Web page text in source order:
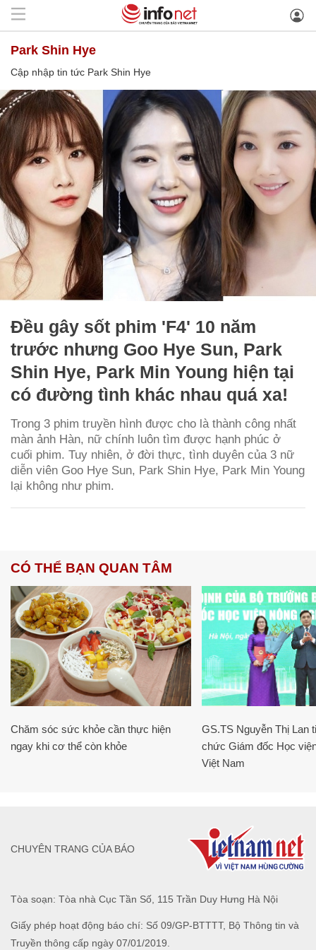
Park Shin Hye
Cập nhập tin tức Park Shin Hye
Đều gây sốt phim 'F4' 10 năm
trước nhưng Goo Hye Sun, Park
Shin Hye, Park Min Young hiện tại
có đường tình khác nhau quá xa!
Trong 3 phim truyền hình được cho là thành công nhất
màn ảnh Hàn, nữ chính luôn tìm được hạnh phúc ở
cuối phim. Tuy nhiên, ở đời thực, tình duyên của 3 nữ
diễn viên Goo Hye Sun, Park Shin Hye, Park Min Young
lại không như phim.
CÓ THỂ BẠN QUAN TÂM
Chăm sóc sức khỏe cần thực hiện
ngay khi cơ thể còn khỏe
GS.TS Nguyễn Thị Lan
chức Giám đốc Học
Việt Nam
Tòa soạn: Tòa nhà Cục Tần Số, 115 Trần Duy Hưng Hà Nội
Giấy phép hoạt động báo chí: Số 09/GP-BTTTT, Bộ Thông tin và
Truyền thông cấp ngày 07/01/2019.
CHUYÊN TRANG CỦA BÁO